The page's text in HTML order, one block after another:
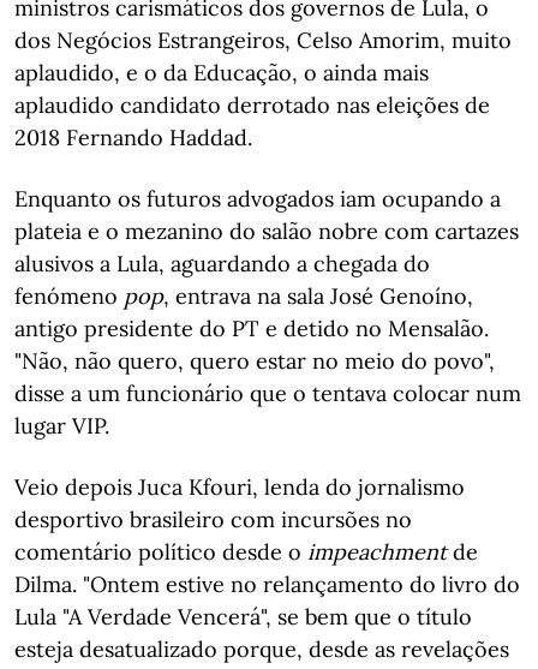
ministros carismáticos dos governos de Lula, o
dos Negócios Estrangeiros, Celso Amorim, muito
aplaudido, e o da Educação, o ainda mais
aplaudido candidato derrotado nas eleições de
2018 Fernando Haddad.
Enquanto os futuros advogados iam ocupando a
plateia e o mezanino do salão nobre com cartazes
alusivos a Lula, aguardando a chegada do
fenómeno pop, entrava na sala José Genoíno,
antigo presidente do PT e detido no Mensalão.
"Não, não quero, quero estar no meio do povo",
disse a um funcionário que o tentava colocar num
lugar VIP.
Veio depois Juca Kfouri, lenda do jornalismo
desportivo brasileiro com incursões no
comentário político desde o impeachmentde
Dilma. "Ontem estive no relançamento do livro do
Lula "A Verdade Vencerá", se bem que o título
esteja desatualizado porque, desde as revelações